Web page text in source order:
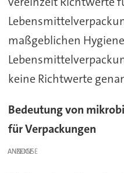
maßgeblichen
keine Richtwerte
Bedeutung von
für Verpackungen
ANZEIGE